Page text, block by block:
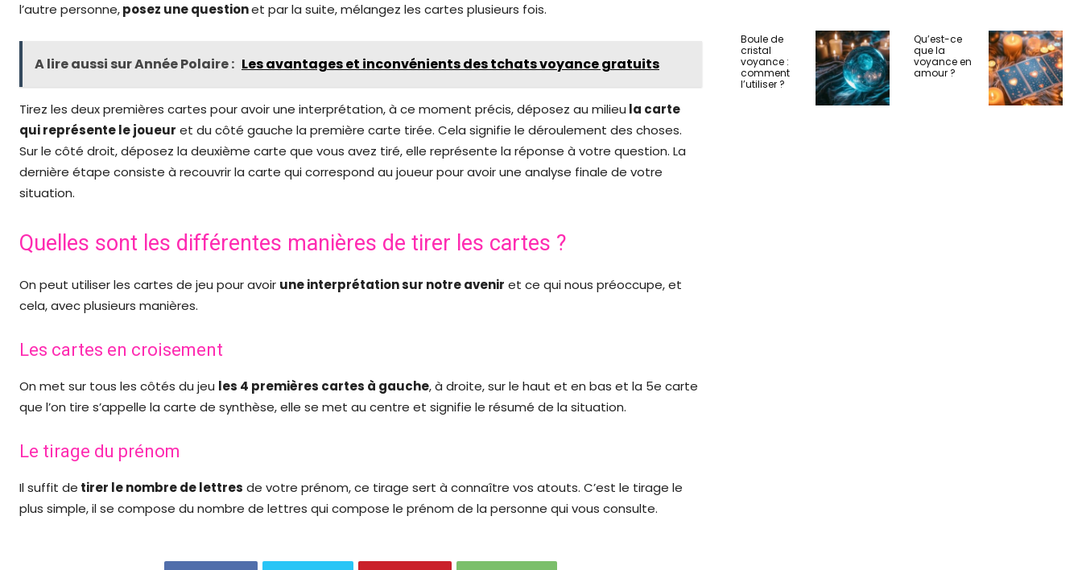
l’autre personne,posez une questionet par la suite, mélangez les cartes plusieurs fois.
A lire aussi sur Année Polaire : Les avantages et inconvénients des tchats voyance gratuits
Tirez les deux premières cartes pour avoir une interprétation, à ce moment précis, déposez au milieu la carte
qui représente le joueur et du côté gauche la première carte tirée. Cela signifie le déroulement des choses.
Sur le côté droit, déposez la deuxième carte que vous avez tiré, elle représente la réponse à votre question. La
dernière étape consiste à recouvrir la carte qui correspond au joueur pour avoir une analyse finale de votre
situation.
Quelles sont les différentes manières de tirer les cartes ?
On peut utiliser les cartes de jeu pour avoir une interprétation sur notre avenir et ce qui nous préoccupe, et
cela, avec plusieurs manières.
Les cartes en croisement
On met sur tous les côtés du jeu les 4 premières cartes à gauche, à droite, sur le haut et en bas et la 5e carte
que l’on tire s’appelle la carte de synthèse, elle se met au centre et signifie le résumé de la situation.
Le tirage du prénom
Il suffit de tirer le nombre de lettres de votre prénom, ce tirage sert à connaître vos atouts. C’est le tirage le
plus simple, il se compose du nombre de lettres qui compose le prénom de la personne qui vous consulte.
Boule de
cristal
voyance :
comment
l’utiliser ?
Qu’est-ce
que la
voyance en
amour ?